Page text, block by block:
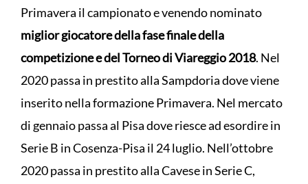
Primavera il campionato e venendo nominato
miglior giocatore della fase finale della
competizione e del Torneo di Viareggio 2018. Nel
2020 passa in prestito alla Sampdoria dove viene
inserito nella formazione Primavera. Nel mercato
di gennaio passa al Pisa dove riesce ad esordire in
Serie B in Cosenza-Pisa il 24 luglio. Nell’ottobre
2020 passa in prestito alla Cavese in Serie C,